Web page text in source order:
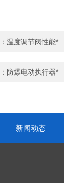
温度调节阀性能*
防爆电动执行器*
新闻动态